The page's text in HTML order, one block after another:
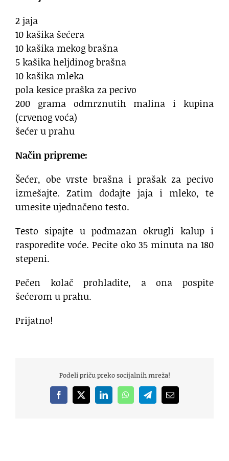
2 jaja
10 kašika šećera
10 kašika mekog brašna
5 kašika heljdinog brašna
10 kašika mleka
pola kesice praška za pecivo
200 grama odmrznutih malina i kupina
(crvenog voća)
šećer u prahu
Način pripreme:
Šećer, obe vrste brašna i prašak za pecivo
izmešajte. Zatim dodajte jaja i mleko, te
umesite ujednačeno testo.
Testo sipajte u podmazan okrugli kalup i
rasporedite voće. Pecite oko 35 minuta na 180
stepeni.
Pečen kolač prohladite, a ona pospite
šećerom u prahu.
Prijatno!
Podeli priču preko socijalnih mreža!
Facebook
X LinkedInWhatsAppTelegramEmail